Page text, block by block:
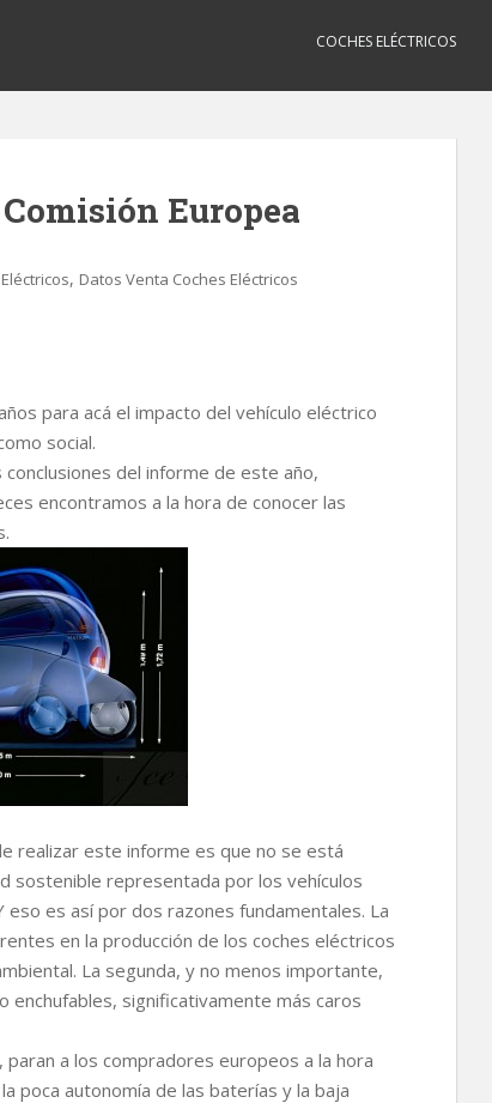
COCHES ELÉCTRICOS
Europea
, Datos Venta Coches Eléctricos
para acá el impacto del vehículo eléctrico
social.
del informe de este año,
encontramos a la hora de conocer las
realizar este informe es que no se está
sostenible representada por los vehículos
es así por dos razones fundamentales. La
en la producción de los coches eléctricos
La segunda, y no menos importante,
significativamente más caros
a los compradores europeos a la hora
poca autonomía de las baterías y la baja